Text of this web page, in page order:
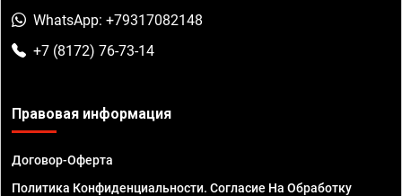
WhatsApp: +79317082148
+7 (8172) 76-73-14
Правовая информация
Договор-Оферта
Политика Конфиденциальности. Согласие На Обработку